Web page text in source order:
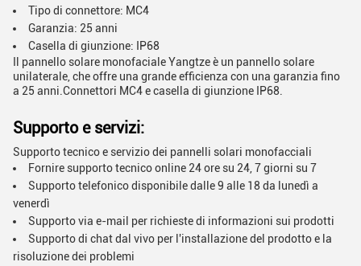
Tipo di connettore: MC4
Garanzia: 25 anni
Casella di giunzione: IP68
Il pannello solare monofaciale Yangtze è un pannello solare
unilaterale, che offre una grande efficienza con una garanzia fino
a 25 anni.Connettori MC4 e casella di giunzione IP68.
Supporto e servizi:
Supporto tecnico e servizio dei pannelli solari monofacciali
Fornire supporto tecnico online 24 ore su 24, 7 giorni su 7
Supporto telefonico disponibile dalle 9 alle 18 da lunedì a
venerdì
Supporto via e-mail per richieste di informazioni sui prodotti
Supporto di chat dal vivo per l'installazione del prodotto e la
risoluzione dei problemi